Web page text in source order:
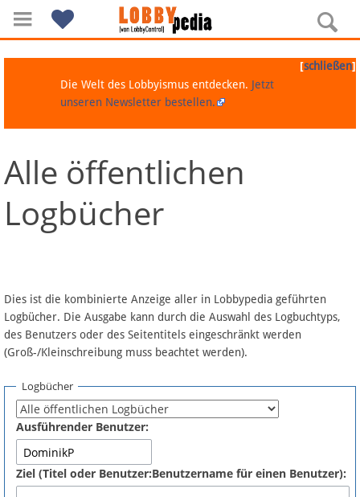
Navigation
Über Lobbypedia
Artikel nach Kategorien
FAQ
Fördermitglied werden
Fehler melden
[schließen]
Die Welt des Lobbyismus entdecken. Jetzt
unseren Newsletter bestellen.
Alle öffentlichen
Logbücher
Dies ist die kombinierte Anzeige aller in Lobbypedia geführten
Logbücher. Die Ausgabe kann durch die Auswahl des Logbuchtyps,
des Benutzers oder des Seitentitels eingeschränkt werden
(Groß-/Kleinschreibung muss beachtet werden).
Logbücher
Ausführender Benutzer:
Ziel (Titel oder Benutzer:Benutzername für einen Benutzer):